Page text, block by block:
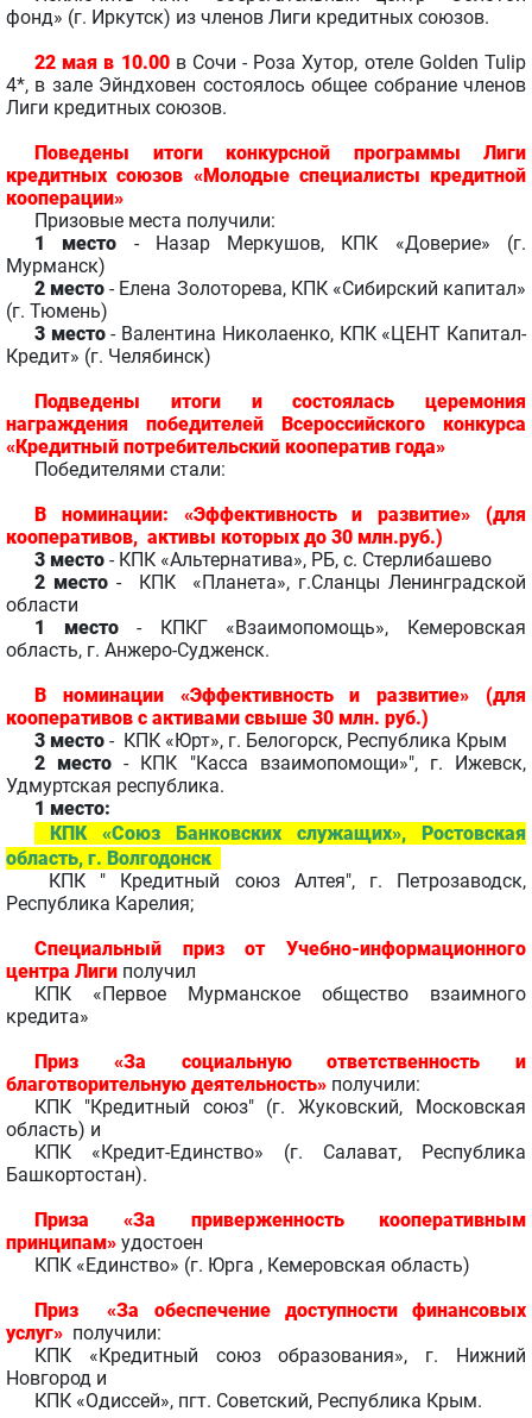
фонд» (г. Иркутск) из членов Лиги кредитных союзов.
22 мая в 10.00в Сочи - Роза Хутор, отеле Golden Tulip
4*, в зале Эйндховен состоялось общее собрание членов
Лиги кредитных союзов.
Поведены итоги конкурсной программы Лиги
кредитных союзов «Молодые специалисты кредитной
кооперации»
Призовые места получили:
1 место - Назар Меркушов, КПК «Доверие» (г.
Мурманск)
2 место - Елена Золоторева, КПК «Сибирский капитал»
(г. Тюмень)
3 место- Валентина Николаенко, КПК «ЦЕНТ Капитал-
Кредит» (г. Челябинск)
Подведены итоги и состоялась церемония
награждения победителей Всероссийского конкурса
«Кредитный потребительский кооператив года»
Победителями стали:
В номинации: «Эффективность и развитие» (для
кооперативов, активы которых до 30 млн.руб.)
3 место - КПК «Альтернатива», РБ, с. Стерлибашево
2 место - КПК «Планета», г.Сланцы Ленинградской
области
1 место- КПКГ «Взаимопомощь», Кемеровская
область, г. Анжеро-Судженск.
В номинации «Эффективность и развитие» (для
кооперативов с активами свыше 30 млн. руб.)
3 место - КПК «Юрт», г. Белогорск, Республика Крым
2 место - КПК "Касса взаимопомощи»", г. Ижевск,
Удмуртская республика.
1 место:
КПК «Союз Банковских служащих», Ростовская
область, г. Волгодонск
КПК " Кредитный союз Алтея", г. Петрозаводск,
Республика Карелия;
Специальный приз от Учебно-информационного
центра Лиги получил
КПК «Первое Мурманское общество взаимного
кредита»
Приз «За социальную ответственность и
благотворительную деятельность» получили:
КПК "Кредитный союз" (г. Жуковский, Московская
область) и
КПК «Кредит-Единство» (г. Салават, Республика
Башкортостан).
Приза «За приверженность кооперативным
принципам» удостоен
КПК «Единство» (г. Юрга , Кемеровская область)
Приз «За обеспечение доступности финансовых
услуг» получили:
КПК «Кредитный союз образования», г. Нижний
Новгород и
КПК «Одиссей», пгт. Советский, Республика Крым.